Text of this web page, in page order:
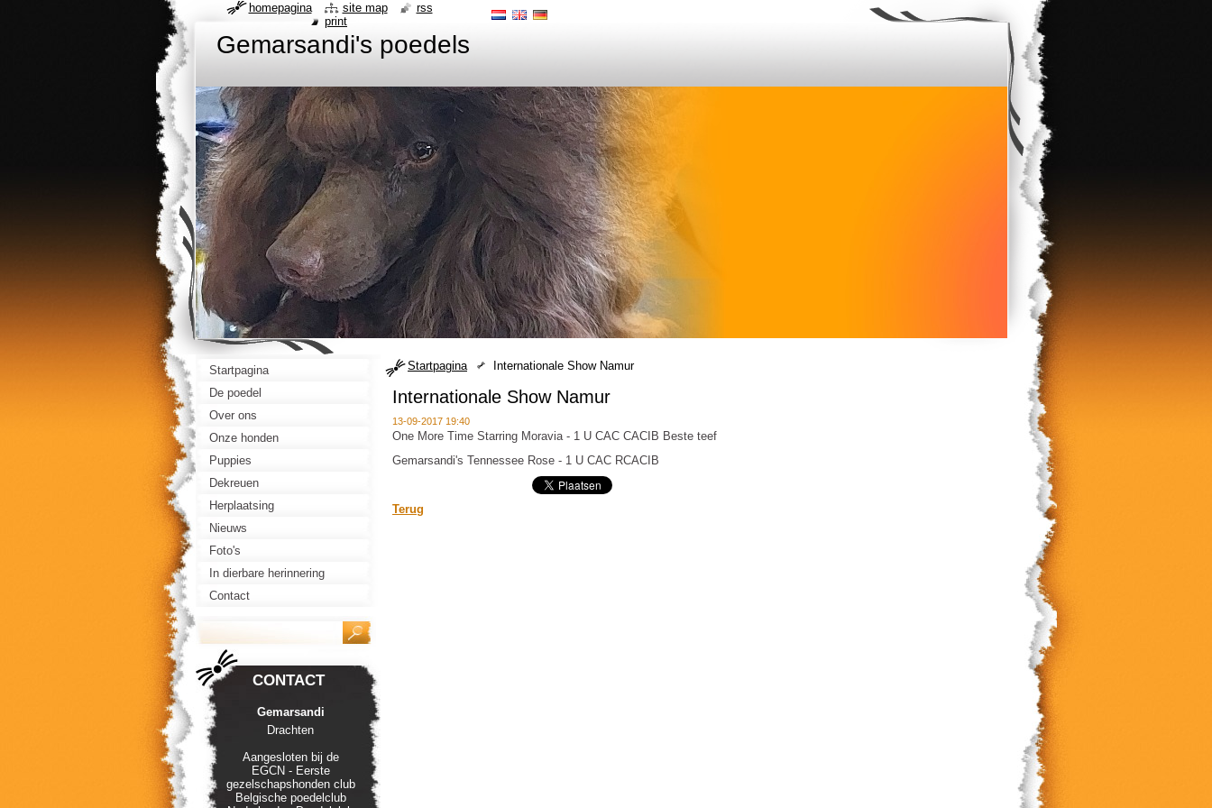
Gemarsandi's poedels
Startpagina Internationale Show Namur
Internationale Show Namur
13-09-2017 19:40
One More Time Starring Moravia - 1 U CAC CACIB Beste teef
Gemarsandi's Tennessee Rose - 1 U CAC RCACIB
Terug
Startpagina
De poedel
Over ons
Onze honden
Puppies
Dekreuen
Herplaatsing
Nieuws
Foto's
In dierbare herinnering
Contact
CONTACT
Gemarsandi
Drachten
Aangesloten bij de
EGCN - Eerste
gezelschapshonden club
Belgische poedelclub
homepagina site map
rss
print